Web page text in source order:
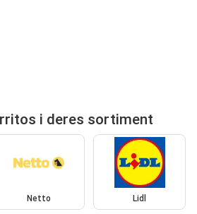
i deres sortiment
Netto Lidl